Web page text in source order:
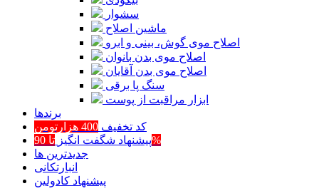
سشوار
ماشین اصلاح
اصلاح موی گوش، بینی و ابرو
اصلاح موی بدن بانوان
اصلاح موی بدن آقایان
سنگ پا برقی
ابزار مراقبت از پوست
برند‌ها
کد تخفیف 400 هزارتومن
پیشنهاد شگفت انگیزتا 90%
جدیدترین ها
انبارتکانی
پیشنهاد کادولین